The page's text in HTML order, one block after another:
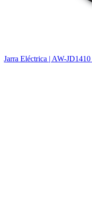
Jarra Eléctrica | AW-JD1410